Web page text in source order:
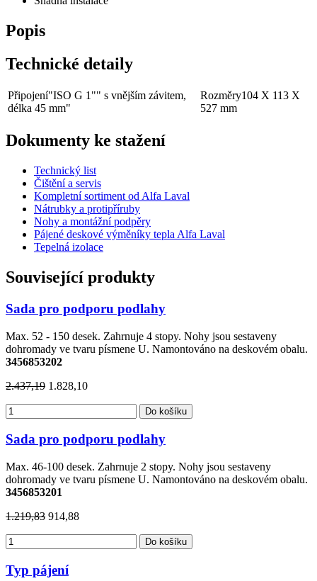
Popis
Technické detaily
Připojení"ISO G 1"" s vnějším závitem,
délka 45 mm"
Rozměry104 X 113 X
527 mm
Dokumenty ke stažení
Technický list
Čištění a servis
Kompletní sortiment od Alfa Laval
Nátrubky a protipříruby
Nohy a montážní podpěry
Pájené deskové výměníky tepla Alfa Laval
Tepelná izolace
Související produkty
Sada pro podporu podlahy
Max. 52 - 150 desek. Zahrnuje 4 stopy. Nohy jsou sestaveny
dohromady ve tvaru písmene U. Namontováno na deskovém obalu.
3456853202
2.437,19 1.828,10
Do košíku
Sada pro podporu podlahy
Max. 46-100 desek. Zahrnuje 2 stopy. Nohy jsou sestaveny
dohromady ve tvaru písmene U. Namontováno na deskovém obalu.
3456853201
1.219,83 914,88
Do košíku
Typ pájení